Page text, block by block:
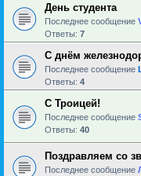
День студента
Последнее сообщение
Ответы: 7
С днём
Последнее сообщение
Ответы: 4
С Троицей!
Последнее сообщение
Ответы: 40
Поздравляем со
Последнее сообщение